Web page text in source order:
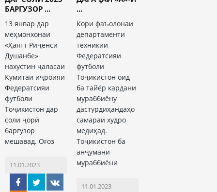
БАРГУЗОР ...
13 январ дар
меҳмонхонаи
«Ҳаятт Риҷенси
Душанбе»
нахустин ҷаласаи
Кумитаи иҷроияи
Федератсияи
футболи
Тоҷикистон дар
соли ҷорӣ
баргузор
мешавад. Оғоз
11.01.2023
...
Кори фаъолонаи
департаменти
техникии
Федератсияи
футболи
Тоҷикистон оид
ба тайёр кардани
мураббиёну
дастурдиҳандаҳо
самараи худро
медиҳад.
Тоҷикистон ба
анҷумани
мураббиёни
11.01.2023